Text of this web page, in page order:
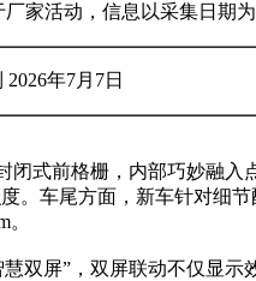
家活动，信息以采集日期为
年7月7日
式前格栅，内部巧妙融
车尾方面，新车针对细
双屏”，双屏联动不仅显